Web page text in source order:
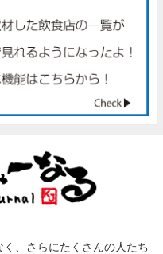
、さらにたくさんの人たち